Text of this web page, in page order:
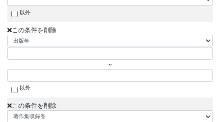
以外
この条件を削除
~
以外
この条件を削除